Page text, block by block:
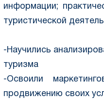
информации;
туристической
-Научились
туризма
-Освоили
продвижению своих